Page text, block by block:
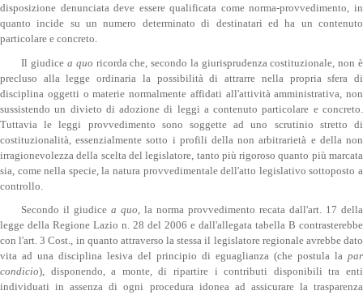
disposizione denunciata deve essere qualificata come norma-provvedimento, in
quanto incide su un numero determinato di destinatari ed ha un contenuto
particolare e concreto.
Il giudicea quo ricorda che, secondo la giurisprudenza costituzionale, non è
precluso alla legge ordinaria la possibilità di attrarre nella propria sfera di
disciplina oggetti o materie normalmente affidati all'attività amministrativa, non
sussistendo un divieto di adozione di leggi a contenuto particolare e concreto.
Tuttavia le leggi provvedimento sono soggette ad uno scrutinio stretto di
costituzionalità, essenzialmente sotto i profili della non arbitrarietà e della non
irragionevolezza della scelta del legislatore, tanto più rigoroso quanto più marcata
sia, come nella specie, la natura provvedimentale dell'atto legislativo sottoposto a
controllo.
Secondo il giudicea quo, la norma provvedimento recata dall'art. 17 della
legge della Regione Lazio n. 28 del 2006 e dall'allegata tabella B contrasterebbe
con l'art. 3 Cost., in quanto attraverso la stessa il legislatore regionale avrebbe dato
vita ad una disciplina lesiva del principio di eguaglianza (che postula la par
condicio), disponendo, a monte, di ripartire i contributi disponibili tra enti
individuati in assenza di ogni procedura idonea ad assicurare la trasparenza